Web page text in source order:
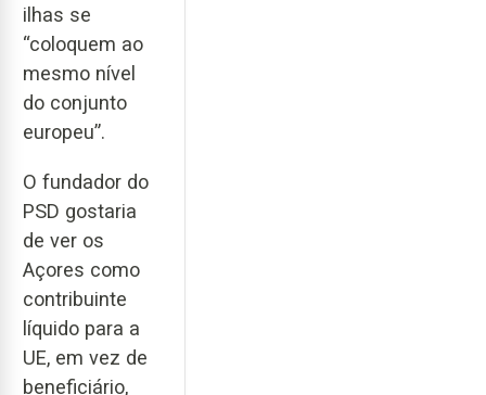
ilhas se
“coloquem ao
mesmo nível
do conjunto
europeu”.
O fundador do
PSD gostaria
de ver os
Açores como
contribuinte
líquido para a
UE, em vez de
beneficiário,